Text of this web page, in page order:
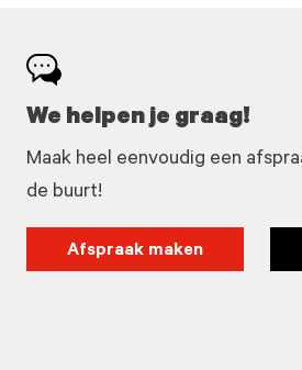
We helpen je graag!
Maak heel eenvoudig een
de buurt!
Afspraak maken